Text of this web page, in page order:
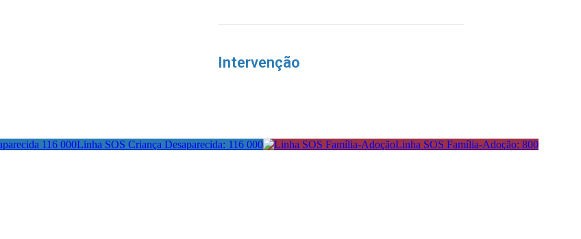
Intervenção
Linha SOS Criança Desaparecida: 116 000
Linha SOS Família-Adoção: 800